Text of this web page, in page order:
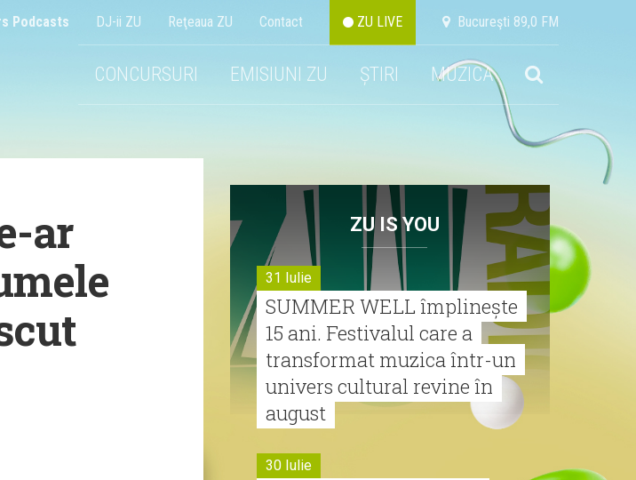
Podcasts DJ-ii ZU Reţeaua ZU Contact ZU LIVE Bucureşti 89,0 FM
CONCURSURI EMISIUNI ZU ȘTIRI MUZICA
ar
ZU IS YOU
31 Iulie
SUMMER WELL împlinește
15 ani. Festivalul care a
transformat muzica într-un
univers cultural revine în
august
30 Iulie